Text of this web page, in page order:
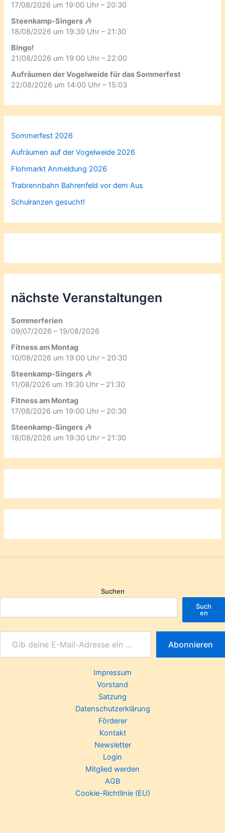
17/08/2026 um 19:00 Uhr – 20:30
Steenkamp-Singers 🎶
18/08/2026 um 19:30 Uhr – 21:30
Bingo!
21/08/2026 um 19:00 Uhr – 22:00
Aufräumen der Vogelweide für das Sommerfest
22/08/2026 um 14:00 Uhr – 15:03
Sommerfest 2026
Aufräumen auf der Vogelweide 2026
Flohmarkt Anmeldung 2026
Trabrennbahn Bahrenfeld vor dem Aus
Schulranzen gesucht!
nächste Veranstaltungen
Sommerferien
09/07/2026 – 19/08/2026
Fitness am Montag
10/08/2026 um 19:00 Uhr – 20:30
Steenkamp-Singers 🎶
11/08/2026 um 19:30 Uhr – 21:30
Fitness am Montag
17/08/2026 um 19:00 Uhr – 20:30
Steenkamp-Singers 🎶
18/08/2026 um 19:30 Uhr – 21:30
Suchen
Such
en
Abonnieren
Impressum
Vorstand
Satzung
Datenschutzerklärung
Förderer
Kontakt
Newsletter
Login
Mitglied werden
AGB
Cookie-Richtlinie (EU)